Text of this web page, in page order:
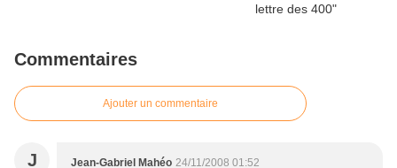
Commentaires
Ajouter un commentaire
J Jean-Gabriel Mahéo 24/11/2008 01:52